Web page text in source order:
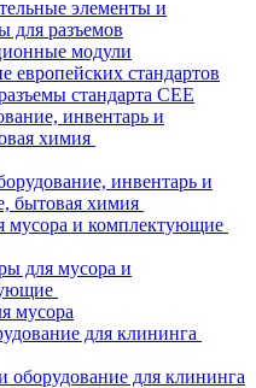
элементы и
для разъемов
модули
европейских стандартов
стандарта CEE
инвентарь и
химия
инвентарь и
бытовая химия
мусора и комплектующие
для мусора и
мусора
для клининга
для клининга